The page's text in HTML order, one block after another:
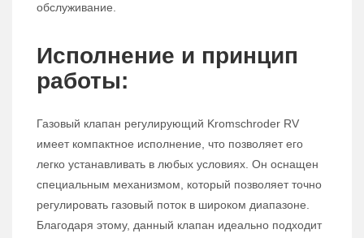
обслуживание.
Исполнение и принцип
работы:
Газовый клапан регулирующий Kromschroder RV
имеет компактное исполнение, что позволяет его
легко устанавливать в любых условиях. Он оснащен
специальным механизмом, который позволяет точно
регулировать газовый поток в широком диапазоне.
Благодаря этому, данный клапан идеально подходит